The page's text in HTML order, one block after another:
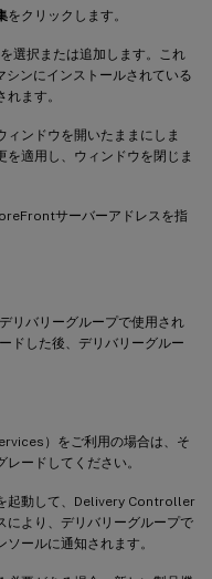
をクリックします。
選択または追加します。これ
シンにインストールされている
ます。
ィンドウを開いたままにしま
を適用し、ウィンドウを閉じま
サーバーアドレスを指
リバリーグループで使用され
ドした後、デリバリーグルー
）をご利用の場合は、そ
ードしてください。
起動して、Delivery Controller
により、デリバリーグループで
ールに通知されます。